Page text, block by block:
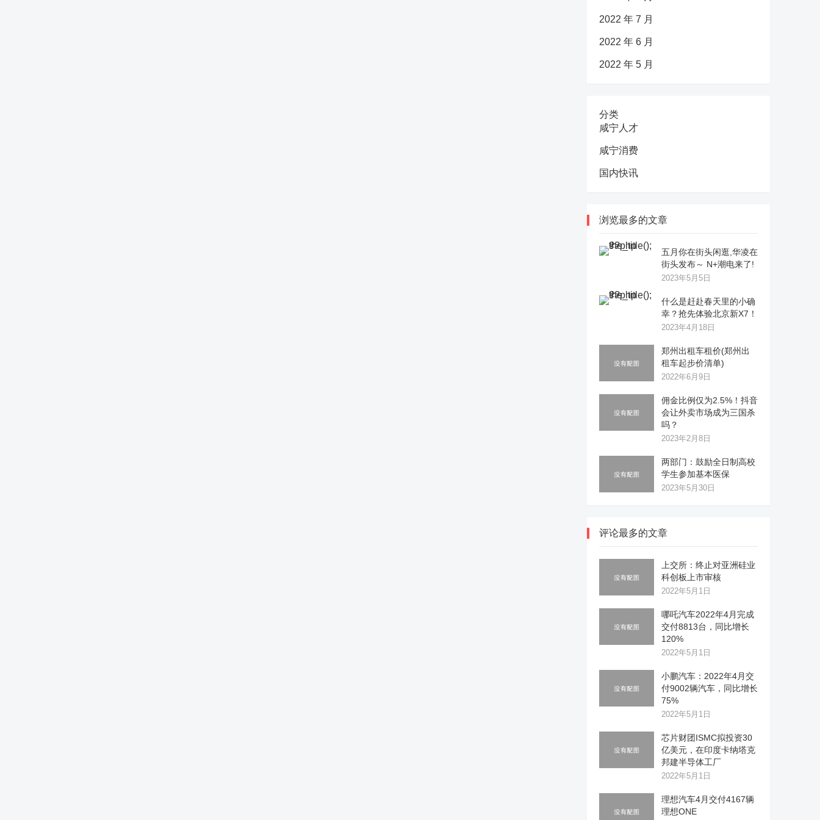
2022 年 7 月
2022 年 6 月
2022 年 5 月
分类
咸宁人才
咸宁消费
国内快讯
浏览最多的文章
五月你在街头闲逛,华凌在
街头发布～ N+潮电来了!
2023年5月5日
什么是赶赴春天里的小确
幸？抢先体验北京新X7！
2023年4月18日
郑州出租车租价(郑州出
租车起步价清单)
2022年6月9日
佣金比例仅为2.5%！抖音
会让外卖市场成为三国杀
吗？
2023年2月8日
两部门：鼓励全日制高校
学生参加基本医保
2023年5月30日
评论最多的文章
上交所：终止对亚洲硅业
科创板上市审核
2022年5月1日
哪吒汽车2022年4月完成
交付8813台，同比增长
120%
2022年5月1日
小鹏汽车：2022年4月交
付9002辆汽车，同比增长
75%
2022年5月1日
芯片财团ISMC拟投资30
亿美元，在印度卡纳塔克
邦建半导体工厂
2022年5月1日
理想汽车4月交付4167辆
理想ONE